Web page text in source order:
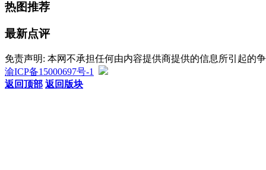
热图推荐
最新点评
免责声明: 本网不承担任何由内容提供商提供的信息所引起的
渝ICP备15000697号-1
返回顶部 返回版块